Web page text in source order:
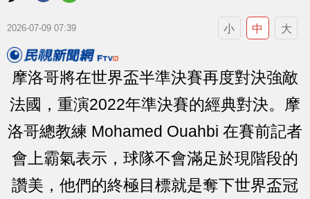
2026-07-09 07:39 小 中 大
摩洛哥將在世界盃半準決賽再度對決強敵
法國，重演2022年準決賽的經典對決。摩
洛哥總教練 Mohamed Ouahbi 在賽前記者
會上霸氣表示，球隊不會滿足於現階段的
讚美，他們的終極目標就是奪下世界盃冠